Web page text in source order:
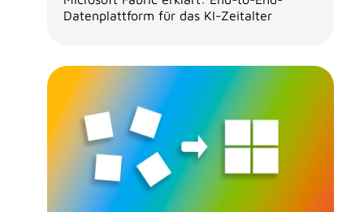
Datenplattform für das KI-Zeitalter